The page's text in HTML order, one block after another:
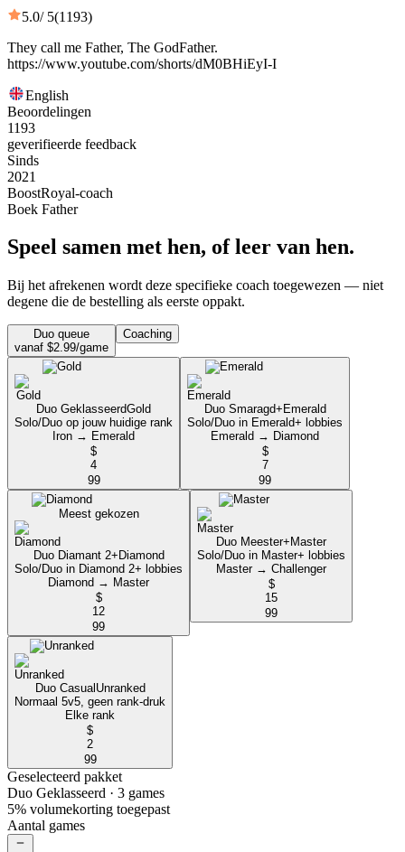
5.0/ 5(1193)
They call me Father, The GodFather.
https://www.youtube.com/shorts/dM0BHiEyI-I
English
Beoordelingen
1193
geverifieerde feedback
Sinds
2021
BoostRoyal-coach
Boek Father
Speel samen met hen, of leer van hen.
Bij het afrekenen wordt deze specifieke coach toegewezen — niet
degene die de bestelling als eerste oppakt.
Duo queue
vanaf $2.99/game
Coaching
Duo GeklasseerdGold
Solo/Duo op jouw huidige rank
Iron → Emerald
$
4
99
Duo Smaragd+ Emerald
Solo/Duo in Emerald+ lobbies
Emerald → Diamond
$
7
99
Meest gekozen
Duo Diamant 2+ Diamond
Solo/Duo in Diamond 2+ lobbies
Diamond → Master
$
12
99
Duo Meester+ Master
Solo/Duo in Master+ lobbies
Master → Challenger
$
15
99
Duo Casual Unranked
Normaal 5v5, geen rank-druk
Elke rank
$
2
99
Geselecteerd pakket
Duo Geklasseerd · 3 games
5% volumekorting toegepast
Aantal games